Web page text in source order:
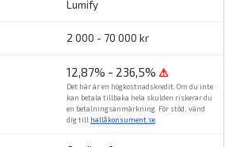
Lumify
2 000 - 70 000 kr
12,87% - 236,5% ⚠
Det här är en högkostnadskredit. Om du inte
kan betala tillbaka hela skulden riskerar du
en betalningsanmärkning. För stöd, vänd
dig till hallåkonsument.se